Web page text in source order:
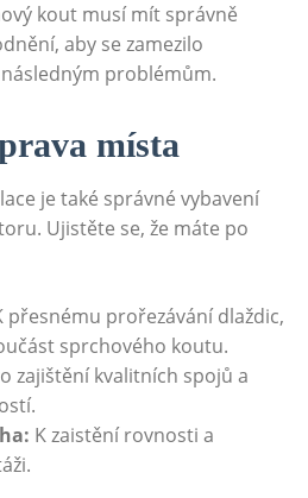
kout musí mít správně
aby se zamezilo
problémům.
místa
je také správné vybavení
Ujistěte se, že máte po
přesnému prořezávání dlaždic,
sprchového koutu.
zajištění kvalitních spojů a
K zaistění rovnosti a